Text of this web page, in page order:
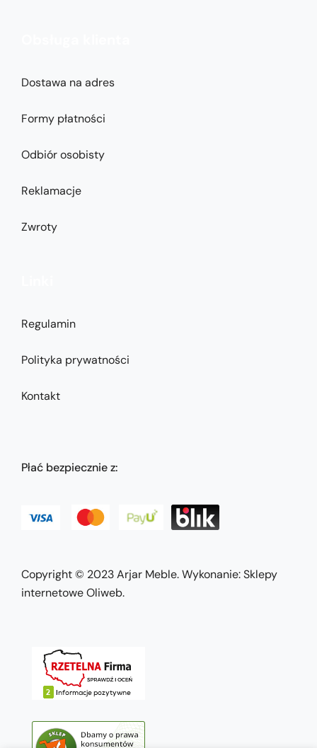
Dostawa na adres
Formy płatności
Odbiór osobisty
Reklamacje
Zwroty
Regulamin
Polityka prywatności
Kontakt
Płać bezpiecznie z:
Copyright © 2023Arjar Meble. Wykonanie:Sklepy
internetowe Oliweb.